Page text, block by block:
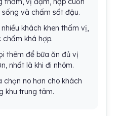
và chấm sốt đậu.
khách khen thấm vị,
khá hợp.
thêm để bữa ăn đủ vị
nhất là khi đi nhóm.
chọn no hơn cho khách
khu trung tâm.